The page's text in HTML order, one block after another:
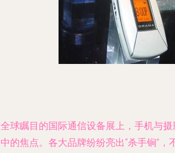
球瞩目的国际通信设备展上，手机与
的焦点。各大品牌纷纷亮出“杀手锏”，